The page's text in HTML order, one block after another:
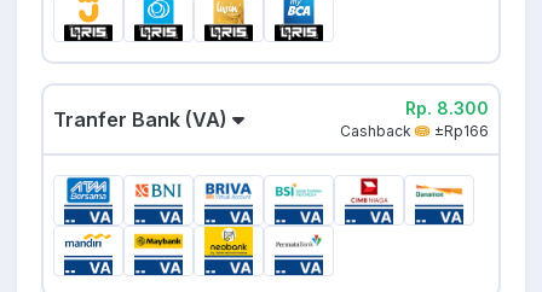
Tranfer Bank (VA) Rp. 8.300
Cashback ±Rp166